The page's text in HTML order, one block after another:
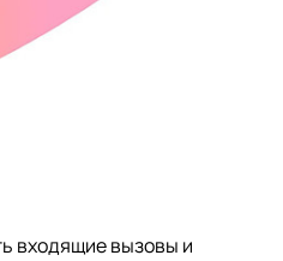
входящие вызовы и